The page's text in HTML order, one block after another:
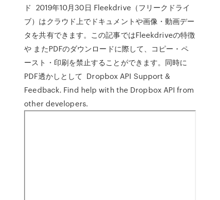
ド 2019年10月30日 Fleekdrive（フリークドライ
ブ）はクラウド上でドキュメントや画像・動画デー
タを共有できます。この記事ではFleekdriveの特徴
や またPDFのダウンロードに際して、コピー・ペ
ースト・印刷を禁止することができます。同時に
PDF透かしとして Dropbox API Support &
Feedback. Find help with the Dropbox API from
other developers.